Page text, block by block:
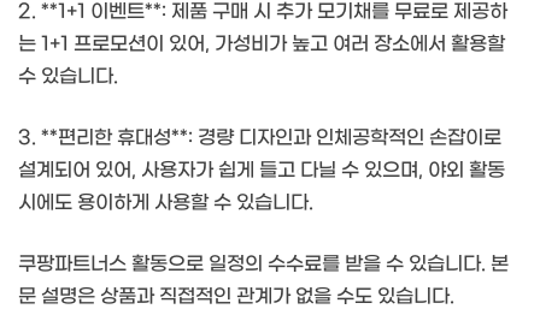
2. **1+1 이벤트**: 제품 구매 시 추가 모기채를 무료로 제공하
는 1+1 프로모션이 있어, 가성비가 높고 여러 장소에서 활용할
수 있습니다.
3. **편리한 휴대성**: 경량 디자인과 인체공학적인 손잡이로
설계되어 있어, 사용자가 쉽게 들고 다닐 수 있으며, 야외 활동
시에도 용이하게 사용할 수 있습니다.
쿠팡파트너스 활동으로 일정의 수수료를 받을 수 있습니다. 본
문 설명은 상품과 직접적인 관계가 없을 수도 있습니다.